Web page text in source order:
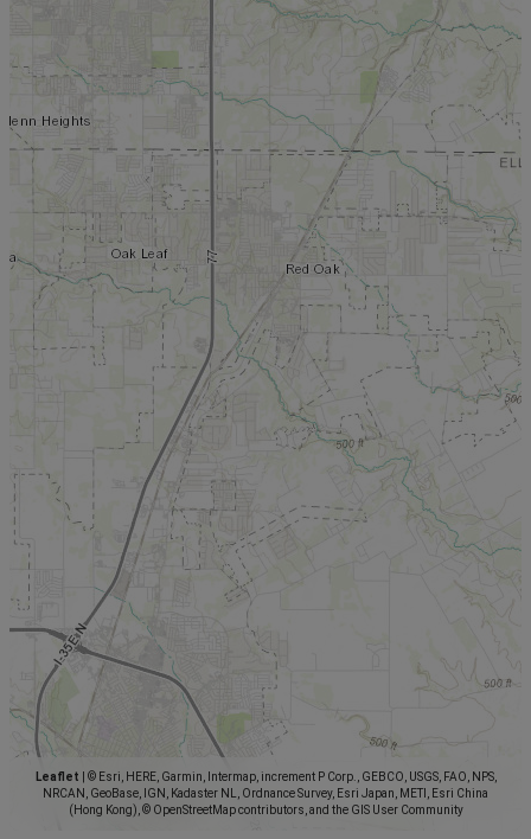
Leaflet
© Esri, HERE, Garmin, Intermap, increment P Corp., GEBCO, USGS, FAO, NPS,
NRCAN, GeoBase, IGN, Kadaster NL, Ordnance Survey, Esri Japan, METI, Esri China
(Hong Kong), © OpenStreetMap contributors, and the GIS User Community